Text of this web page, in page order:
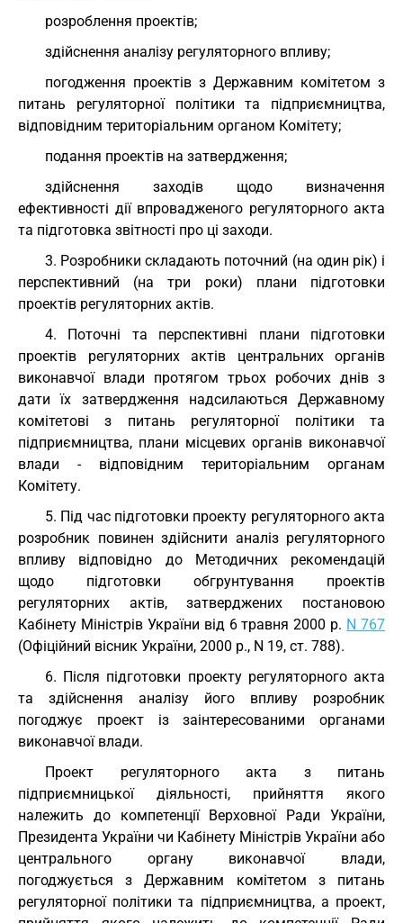
розроблення проектів;
здійснення аналізу регуляторного впливу;
погодження проектів з Державним комітетом з
питань регуляторної політики та підприємництва,
відповідним територіальним органом Комітету;
подання проектів на затвердження;
здійснення заходів щодо визначення
ефективності дії впровадженого регуляторного акта
та підготовка звітності про ці заходи.
3. Розробники складають поточний (на один рік) і
перспективний (на три роки) плани підготовки
проектів регуляторних актів.
4. Поточні та перспективні плани підготовки
проектів регуляторних актів центральних органів
виконавчої влади протягом трьох робочих днів з
дати їх затвердження надсилаються Державному
комітетові з питань регуляторної політики та
підприємництва, плани місцевих органів виконавчої
влади - відповідним територіальним органам
Комітету.
5. Під час підготовки проекту регуляторного акта
розробник повинен здійснити аналіз регуляторного
впливу відповідно до Методичних рекомендацій
щодо підготовки обгрунтування проектів
регуляторних актів, затверджених постановою
Кабінету Міністрів України від 6 травня 2000 р. N 767
(Офіційний вісник України, 2000 р., N 19, ст. 788).
6. Після підготовки проекту регуляторного акта
та здійснення аналізу його впливу розробник
погоджує проект із заінтересованими органами
виконавчої влади.
Проект регуляторного акта з питань
підприємницької діяльності, прийняття якого
належить до компетенції Верховної Ради України,
Президента України чи Кабінету Міністрів України або
центрального органу виконавчої влади,
погоджується з Державним комітетом з питань
регуляторної політики та підприємництва, а проект,